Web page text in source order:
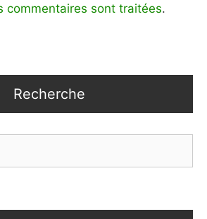
commentaires sont traitées.
Recherche